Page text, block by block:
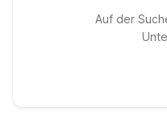
Auf der